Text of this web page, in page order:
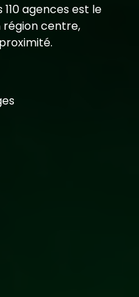
agences est le
centre,